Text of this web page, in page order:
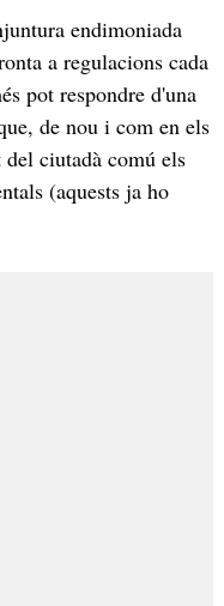
endimoniada
a regulacions cada
pot respondre d'una
de nou i com en els
ciutadà comú els
(aquests ja ho